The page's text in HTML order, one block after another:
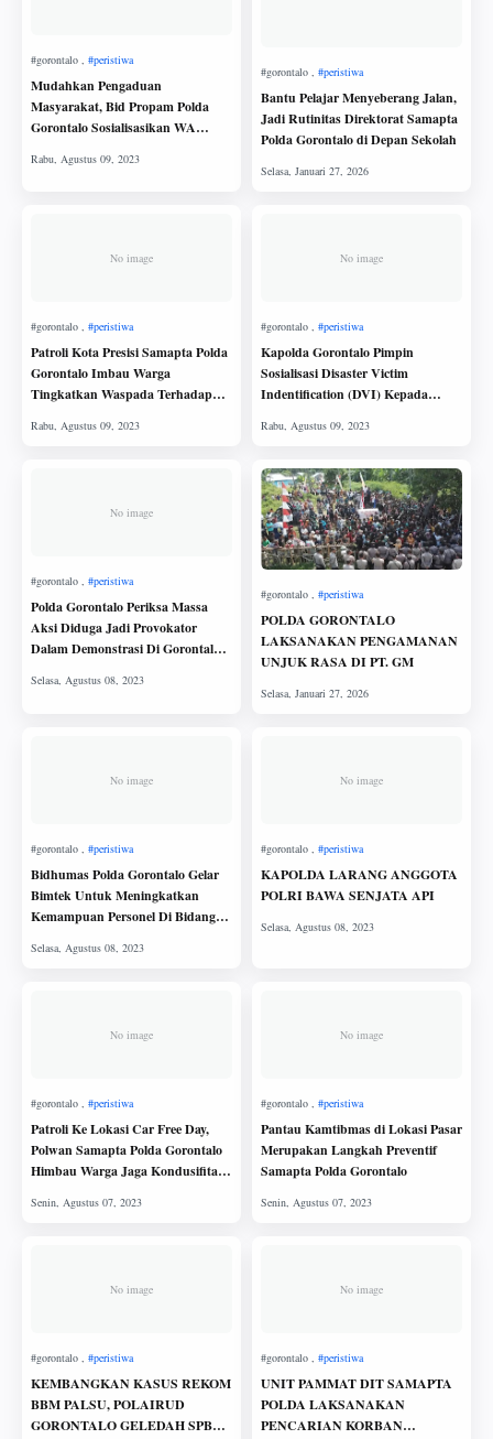
Mudahkan Pengaduan
Masyarakat, Bid Propam Polda
Gorontalo Sosialisasikan WA
Bantu Pelajar Menyeberang Jalan,
Jadi Rutinitas Direktorat Samapta
Polda Gorontalo di Depan Sekolah
No image
Patroli Kota Presisi Samapta Polda
Gorontalo Imbau Warga
Tingkatkan Waspada Terhadap
No image
Kapolda Gorontalo Pimpin
Sosialisasi Disaster Victim
Indentification (DVI) Kepada
Gorontalo dan Jajarannya.
No image
Polda Gorontalo Periksa Massa
Aksi Diduga Jadi Provokator
Dalam Demonstrasi Di Gorontalo
POLDA GORONTALO
LAKSANAKAN PENGAMANAN
UNJUK RASA DI PT. GM
No image
Bidhumas Polda Gorontalo Gelar
Bimtek Untuk Meningkatkan
Kemampuan Personel Di Bidang
No image
KAPOLDA LARANG ANGGOTA
POLRI BAWA SENJATA API
No image
Patroli Ke Lokasi Car Free Day,
Polwan Samapta Polda Gorontalo
Himbau Warga Jaga Kondusifitas
No image
Pantau Kamtibmas di Lokasi Pasar
Merupakan Langkah Preventif
Samapta Polda Gorontalo
No image
KEMBANGKAN KASUS REKOM
BBM PALSU, POLAIRUD
GORONTALO GELEDAH SPBU
No image
UNIT PAMMAT DIT SAMAPTA
POLDA LAKSANAKAN
PENCARIAN KORBAN